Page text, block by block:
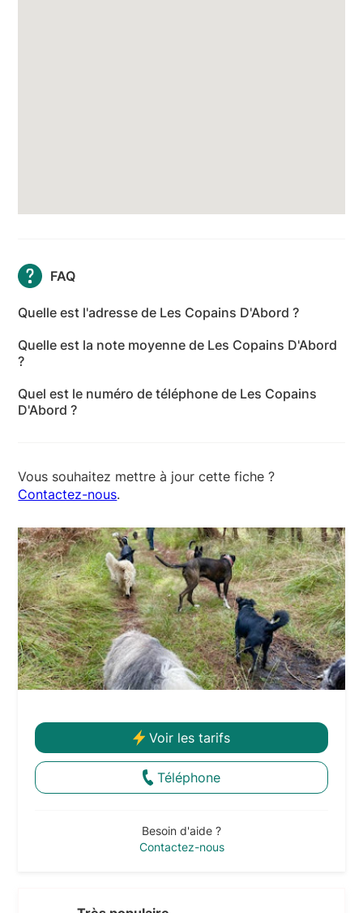
FAQ
Quelle est l'adresse de Les Copains D'Abord ?
Caloye, 40140 Magescq - Landes
Quelle est la note moyenne de Les Copains D'Abord
?
moyenne de 5 sur 5.
Quel est le numéro de téléphone de Les Copains
D'Abord ?
Vous souhaitez mettre à jour cette fiche ?
Contactez-nous.
Voir les tarifs
Téléphone
Besoin d'aide ?
Contactez-nous